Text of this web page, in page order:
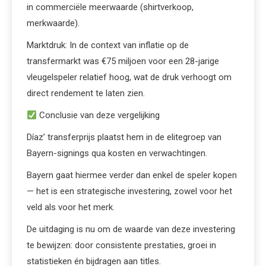
in commerciële meerwaarde (shirtverkoop,
merkwaarde).
Marktdruk: In de context van inflatie op de
transfermarkt was €75 miljoen voor een 28-jarige
vleugelspeler relatief hoog, wat de druk verhoogt om
direct rendement te laten zien.
Conclusie van deze vergelijking
Díaz’ transferprijs plaatst hem in de elitegroep van
Bayern-signings qua kosten en verwachtingen.
Bayern gaat hiermee verder dan enkel de speler kopen
— het is een strategische investering, zowel voor het
veld als voor het merk.
De uitdaging is nu om de waarde van deze investering
te bewijzen: door consistente prestaties, groei in
statistieken én bijdragen aan titles.